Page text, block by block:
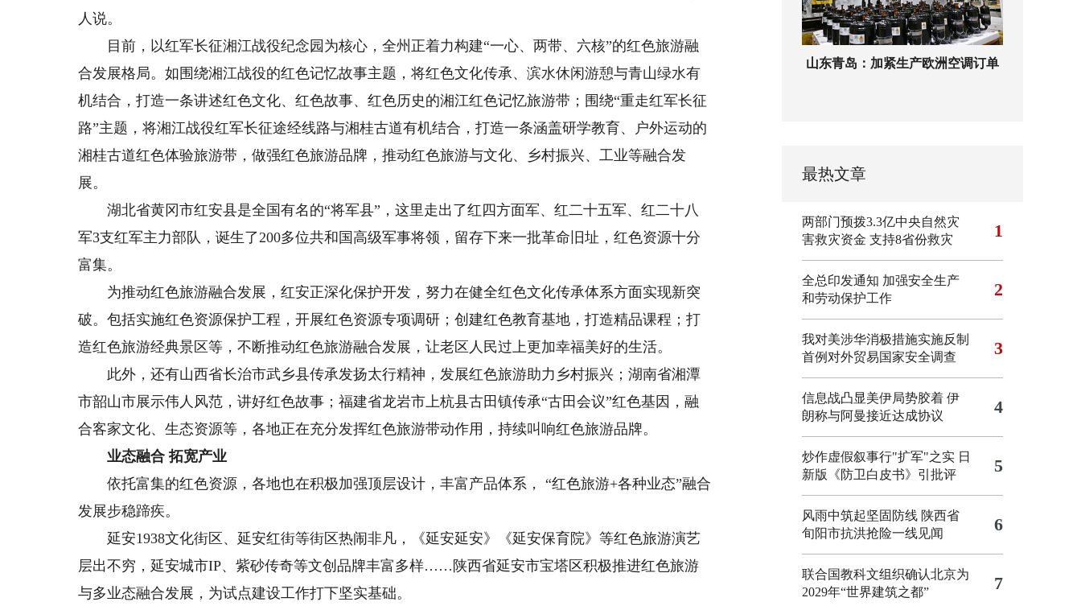
人说。
目前，以红军长征湘江战役纪念园为核心，全州正着力构建“一心、两带、六核”的红色旅游融
合发展格局。如围绕湘江战役的红色记忆故事主题，将红色文化传承、滨水休闲游憩与青山绿水有
机结合，打造一条讲述红色文化、红色故事、红色历史的湘江红色记忆旅游带；围绕“重走红军长征
路”主题，将湘江战役红军长征途经线路与湘桂古道有机结合，打造一条涵盖研学教育、户外运动的
湘桂古道红色体验旅游带，做强红色旅游品牌，推动红色旅游与文化、乡村振兴、工业等融合发
展。
湖北省黄冈市红安县是全国有名的“将军县”，这里走出了红四方面军、红二十五军、红二十八
军3支红军主力部队，诞生了200多位共和国高级军事将领，留存下来一批革命旧址，红色资源十分
富集。
为推动红色旅游融合发展，红安正深化保护开发，努力在健全红色文化传承体系方面实现新突
破。包括实施红色资源保护工程，开展红色资源专项调研；创建红色教育基地，打造精品课程；打
造红色旅游经典景区等，不断推动红色旅游融合发展，让老区人民过上更加幸福美好的生活。
此外，还有山西省长治市武乡县传承发扬太行精神，发展红色旅游助力乡村振兴；湖南省湘潭
市韶山市展示伟人风范，讲好红色故事；福建省龙岩市上杭县古田镇传承“古田会议”红色基因，融
合客家文化、生态资源等，各地正在充分发挥红色旅游带动作用，持续叫响红色旅游品牌。
业态融合 拓宽产业
依托富集的红色资源，各地也在积极加强顶层设计，丰富产品体系， “红色旅游+各种业态”融合
发展步稳蹄疾。
延安1938文化街区、延安红街等街区热闹非凡，《延安延安》《延安保育院》等红色旅游演艺
层出不穷，延安城市IP、紫砂传奇等文创品牌丰富多样……陕西省延安市宝塔区积极推进红色旅游
与多业态融合发展，为试点建设工作打下坚实基础。
山东青岛：加紧生产欧洲空调订单
最热文章
两部门预拨3.3亿中央自然灾
害救灾资金 支持8省份救灾
1
全总印发通知 加强安全生产
和劳动保护工作
2
我对美涉华消极措施实施反制
首例对外贸易国家安全调查
3
信息战凸显美伊局势胶着 伊
朗称与阿曼接近达成协议
4
炒作虚假叙事行"扩军"之实 日
新版《防卫白皮书》引批评
5
风雨中筑起坚固防线 陕西省
旬阳市抗洪抢险一线见闻
6
联合国教科文组织确认北京为
2029年“世界建筑之都”
7